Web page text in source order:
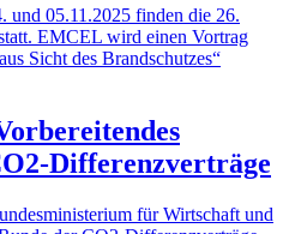
und 05.11.2025 finden die 26.
EMCEL wird einen Vortrag
Sicht des Brandschutzes“
Differenzverträge
für Wirtschaft und